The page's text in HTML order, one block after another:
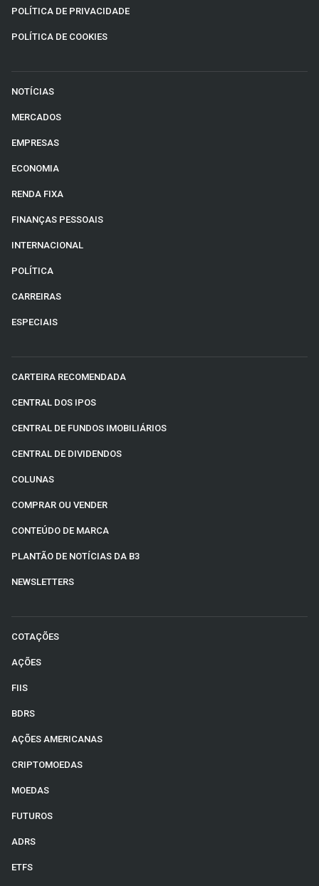
POLÍTICA DE PRIVACIDADE
POLÍTICA DE COOKIES
NOTÍCIAS
MERCADOS
EMPRESAS
ECONOMIA
RENDA FIXA
FINANÇAS PESSOAIS
INTERNACIONAL
POLÍTICA
CARREIRAS
ESPECIAIS
CARTEIRA RECOMENDADA
CENTRAL DOS IPOS
CENTRAL DE FUNDOS IMOBILIÁRIOS
CENTRAL DE DIVIDENDOS
COLUNAS
COMPRAR OU VENDER
CONTEÚDO DE MARCA
PLANTÃO DE NOTÍCIAS DA B3
NEWSLETTERS
COTAÇÕES
AÇÕES
FIIS
BDRS
AÇÕES AMERICANAS
CRIPTOMOEDAS
MOEDAS
FUTUROS
ADRS
ETFS